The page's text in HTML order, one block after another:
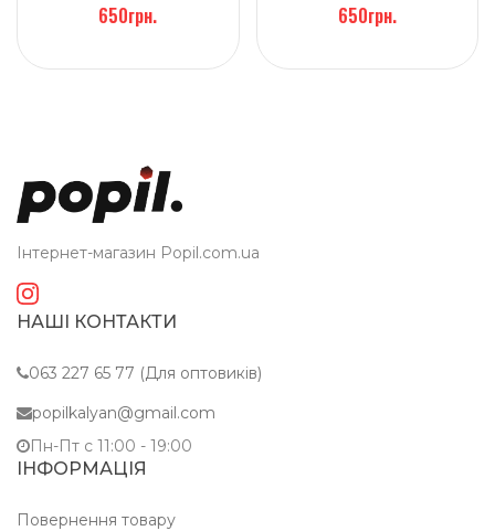
650грн. 650грн.
Інтернет-магазин Popil.com.ua
НАШІ КОНТАКТИ
063 227 65 77 (Для оптовиків)
popilkalyan@gmail.com
Пн-Пт c 11:00 - 19:00
ІНФОРМАЦІЯ
Повернення товару